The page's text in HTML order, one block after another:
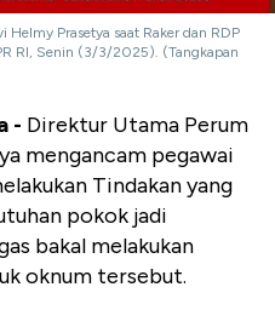
Prasetya saat Raker dan RDP
RI, Senin (3/3/2025). (Tangkapan
- Direktur Utama Perum
mengancam pegawai
Tindakan yang
pokok jadi
bakal melakukan
oknum tersebut.